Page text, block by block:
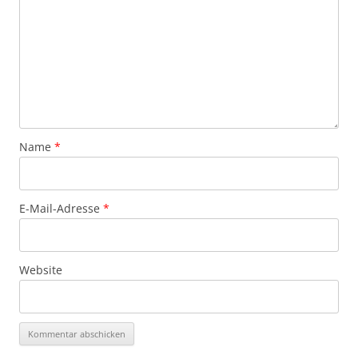
Name *
E-Mail-Adresse *
Website